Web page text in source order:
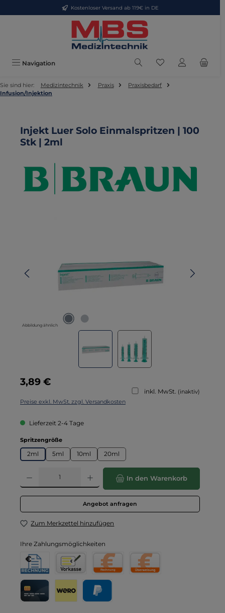
Zum Hauptinhalt springenKostenloser Versand ab 119€ in DE
Navigation Du hast 0
Sie sind hier: Medizintechnik Praxis
Praxisbedarf
Infusion/Injektion
Injekt Luer Solo Einmalspritzen | 100
Stk | 2ml
Abbildung ähnlich
Regulärer Preis:
3,89 €
inkl. MwSt. (inaktiv)
Preise exkl. MwSt. zzgl. Versandkosten
Lieferzeit 2-4 Tage
Spritzengrößeauswählen
2ml 5ml 10ml 20ml
Produkt Anzahl: Gib den gewünschten Wert ein oder benutze die
In den Warenkorb
Angebot anfragen
Zum Merkzettel hinzufügen
Ihre Zahlungsmöglichkeiten
Rechnung
Rechnung für Behörden
Vorkasse